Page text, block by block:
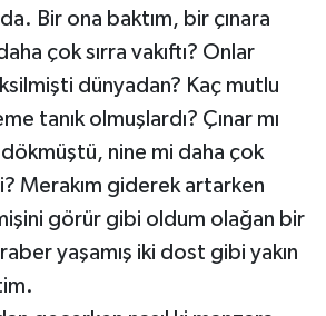
Bir ona baktım, bir çınara
çok sırra vakıftı? Onlar
dünyadan? Kaç mutlu
tanık olmuşlardı? Çınar mı
nine mi daha çok
Merakım giderek artarken
görür gibi oldum olağan bir
yaşamış iki dost gibi yakın